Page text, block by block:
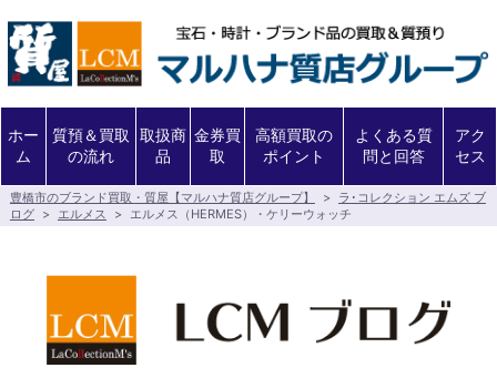
ホー
ム
質預＆買取
の流れ
取扱商
品
金券買
取
高額買取の
ポイント
よくある質
問と回答
アク
セス
豊橋市のブランド買取・質屋【マルハナ質店グループ】 >
ラ･コレクション エムズ ブ
ログ > エルメス > エルメス（HERMES）・ケリーウォッチ